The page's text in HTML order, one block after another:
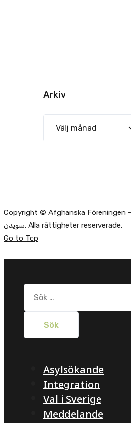
Arkiv
Copyright © Afghanska Föreningen - انجمن افغانها در
سویدن. Alla rättigheter reserverade.
Go to Top
Sök
efter:
Asylsökande
Integration
Val i Sverige
Meddelande